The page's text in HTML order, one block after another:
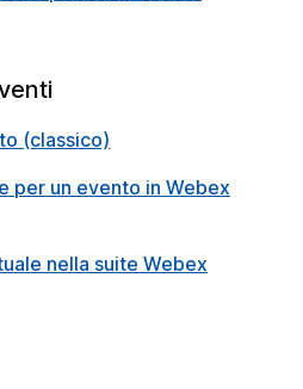
(classico)
per un evento in Webex
nella suite Webex